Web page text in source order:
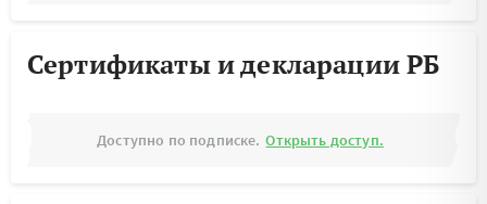
Сертификаты и декларации РБ
Доступно по подписке. Открыть доступ.